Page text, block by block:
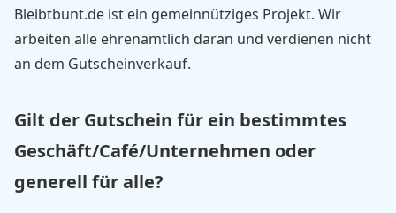
Bleibtbunt.de ist ein gemeinnütziges Projekt. Wir
arbeiten alle ehrenamtlich daran und verdienen nicht
an dem Gutscheinverkauf.
Gilt der Gutschein für ein bestimmtes
Geschäft/Café/Unternehmen oder
generell für alle?